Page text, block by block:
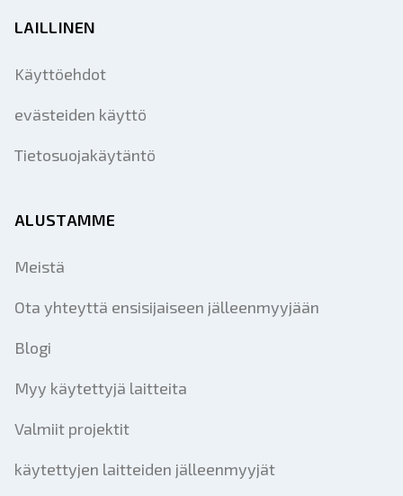
LAILLINEN
Käyttöehdot
evästeiden käyttö
Tietosuojakäytäntö
ALUSTAMME
Meistä
Ota yhteyttä ensisijaiseen jälleenmyyjään
Blogi
Myy käytettyjä laitteita
Valmiit projektit
käytettyjen laitteiden jälleenmyyjät